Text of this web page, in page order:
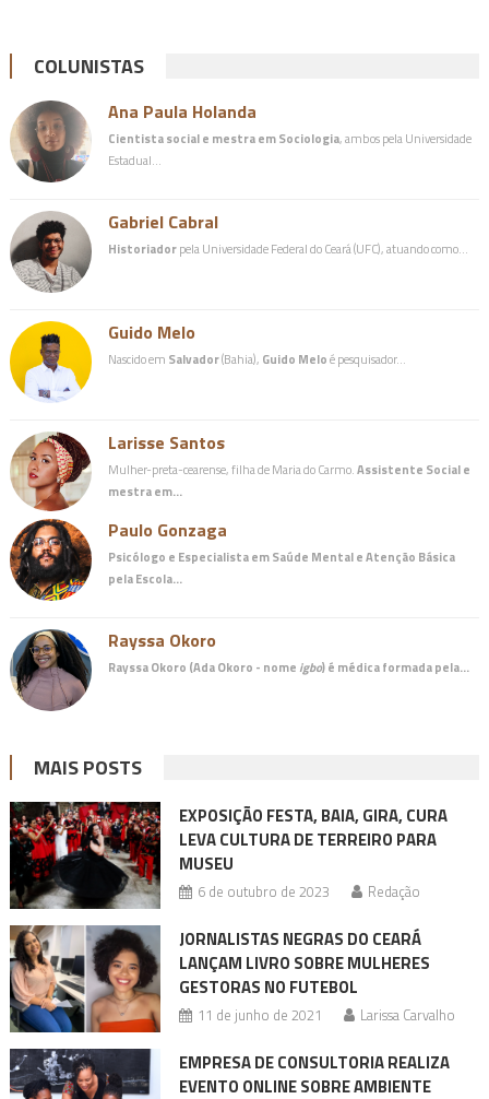
COLUNISTAS
Ana Paula Holanda
Cientista social e mestra em Sociologia, ambos pela Universidade
Estadual…
Gabriel Cabral
Historiadorpela Universidade Federal do Ceará (UFC), atuando como…
Guido Melo
Nascido em Salvador(Bahia), Guido Meloé pesquisador…
Larisse Santos
Mulher-preta-cearense, filha de Maria do Carmo.Assistente Social e
mestra em…
Paulo Gonzaga
Psicólogo e Especialista em Saúde Mental e Atenção Básica
pela Escola…
Rayssa Okoro
Rayssa Okoro (Ada Okoro - nome igbo) é médicaformada pela…
MAIS POSTS
EXPOSIÇÃO FESTA, BAIA, GIRA, CURA
LEVA CULTURA DE TERREIRO PARA
MUSEU
6 de outubro de 2023 Redação
JORNALISTAS NEGRAS DO CEARÁ
LANÇAM LIVRO SOBRE MULHERES
GESTORAS NO FUTEBOL
11 de junho de 2021 Larissa Carvalho
EMPRESA DE CONSULTORIA REALIZA
EVENTO ONLINE SOBRE AMBIENTE